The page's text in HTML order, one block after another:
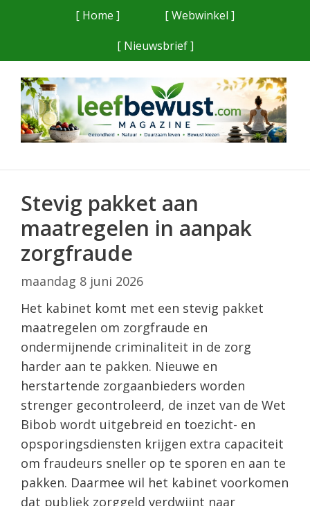
[ Home ]
[ Webwinkel ]
[ Nieuwsbrief ]
Stevig pakket aan
maatregelen in aanpak
zorgfraude
maandag 8 juni 2026
Het kabinet komt met een stevig pakket
maatregelen om zorgfraude en
ondermijnende criminaliteit in de zorg
harder aan te pakken. Nieuwe en
herstartende zorgaanbieders worden
strenger gecontroleerd, de inzet van de Wet
Bibob wordt uitgebreid en toezicht- en
opsporingsdiensten krijgen extra capaciteit
om fraudeurs sneller op te sporen en aan te
pakken. Daarmee wil het kabinet voorkomen
dat publiek zorggeld verdwijnt naar